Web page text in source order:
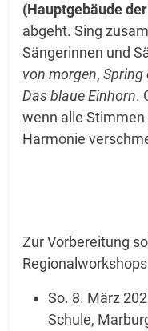
(Hauptgebäude
abgeht. Sing
Sängerinnen und
von morgen, Spring
Das blaue Einhorn.
wenn alle
Harmonie
Zur Vorbereitung
So. 8. März
Schule,